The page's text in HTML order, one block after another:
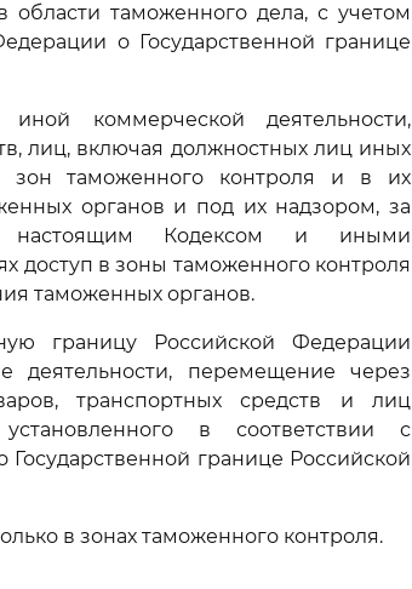
таможенного дела, с учетом
о Государственной границе
коммерческой деятельности,
лиц, включая должностных лиц иных
зон таможенного контроля и в их
органов и под их надзором, за
настоящим Кодексом и иными
доступ в зоны таможенного контроля
таможенных органов.
границу Российской Федерации
деятельности, перемещение через
транспортных средств и лиц
в соответствии с
границе Российской
в зонах таможенного контроля.